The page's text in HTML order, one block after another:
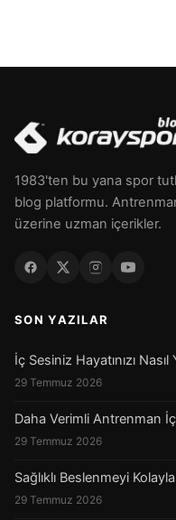
1983'ten bu yana spor
blog platformu.
üzerine uzman içerikler.
SON YAZILAR
İç Sesiniz Hayatınızı
29 Temmuz 2026
Daha Verimli Antrenman
29 Temmuz 2026
Sağlıklı Beslenmeyi
29 Temmuz 2026